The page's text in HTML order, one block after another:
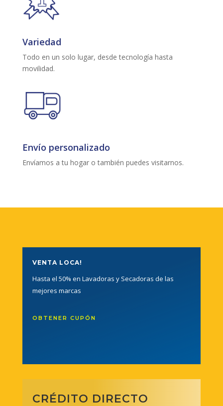
Variedad
Todo en un solo lugar, desde tecnología hasta
movilidad.
Envío personalizado
Envíamos a tu hogar o también puedes visitarnos.
VENTA LOCA!
Hasta el 50% en Lavadoras y Secadoras de las
mejores marcas
OBTENER CUPÓN
CRÉDITO DIRECTO